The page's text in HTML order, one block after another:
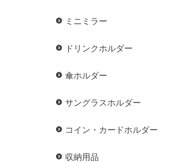
ミニミラー
ドリンクホルダー
傘ホルダー
サングラスホルダー
コイン・カードホルダー
収納用品